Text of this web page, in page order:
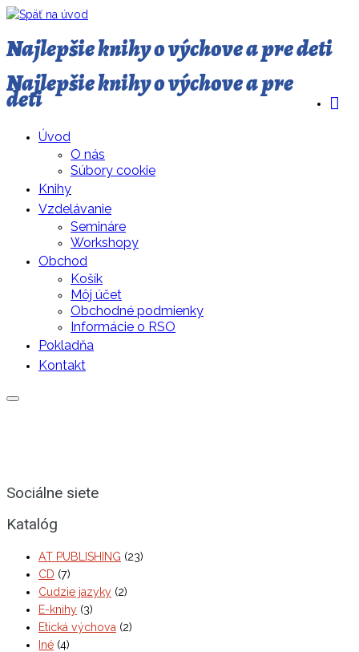
Najlepšie knihy o výchove a pre deti
Najlepšie knihy o výchove a pre
deti
Úvod
O nás
Súbory cookie
Knihy
Vzdelávanie
Semináre
Workshopy
Obchod
Košík
Môj účet
Obchodné podmienky
Informácie o RSO
Pokladňa
Kontakt
Sociálne siete
Katalóg
AT PUBLISHING (23)
CD (7)
Cudzie jazyky (2)
E-knihy (3)
Etická výchova (2)
Iné (4)